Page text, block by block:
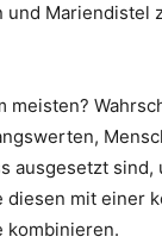
und Mariendistel
meisten?
ausgesetzt sind,
diesen mit einer
kombinieren.